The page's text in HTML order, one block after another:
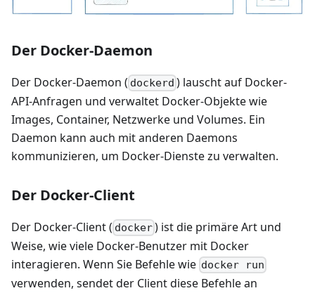
Der Docker-Daemon
Der Docker-Daemon ( dockerd ) lauscht auf Docker-
API-Anfragen und verwaltet Docker-Objekte wie
Images, Container, Netzwerke und Volumes. Ein
Daemon kann auch mit anderen Daemons
kommunizieren, um Docker-Dienste zu verwalten.
Der Docker-Client
Der Docker-Client ( docker) ist die primäre Art und
Weise, wie viele Docker-Benutzer mit Docker
interagieren. Wenn Sie Befehle wie docker run
verwenden, sendet der Client diese Befehle an